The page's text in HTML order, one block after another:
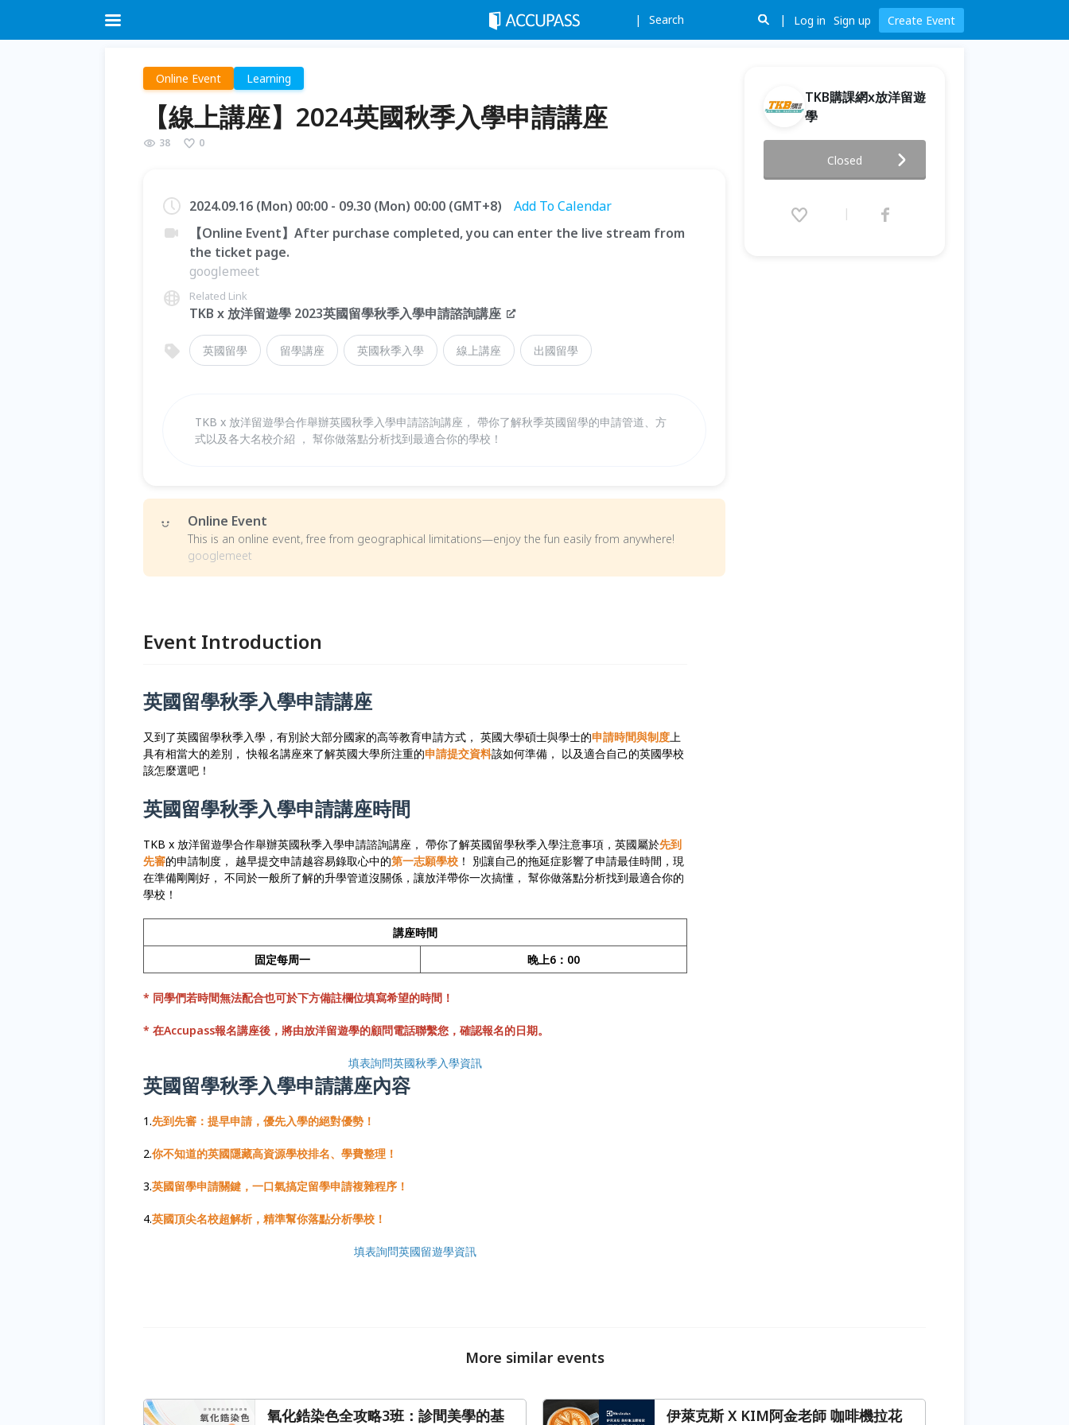
Search Log in Sign up Create Event
Online Event Learning
【線上講座】2024英國秋季入學申請講座
38 0
2024.09.16 (Mon) 00:00 - 09.30 (Mon) 00:00 (GMT+8)
Add To Calendar
【Online Event】After purchase completed, you can enter the live stream from
the ticket page.
googlemeet
Related Link
TKB x 放洋留遊學 2023英國留學秋季入學申請諮詢講座
英國留學 留學講座 英國秋季入學 線上講座 出國留學
TKB x 放洋留遊學合作舉辦英國秋季入學申請諮詢講座， 帶你了解秋季英國留學的申請管道、方
式以及各大名校介紹 ， 幫你做落點分析找到最適合你的學校！
Online Event
This is an online event, free from geographical limitations—enjoy the fun easily from anywhere!
googlemeet
Event Introduction
英國留學秋季入學申請講座
又到了英國留學秋季入學，有別於大部分國家的高等教育申請方式， 英國大學碩士與學士的申請時間與制度上
具有相當大的差別， 快報名講座來了解英國大學所注重的申請提交資料該如何準備， 以及適合自己的英國學校
該怎麼選吧！
英國留學秋季入學申請講座時間
TKB x 放洋留遊學合作舉辦英國秋季入學申請諮詢講座， 帶你了解英國留學秋季入學注意事項，英國屬於先到
先審的申請制度， 越早提交申請越容易錄取心中的第一志願學校 ！ 別讓自己的拖延症影響了申請最佳時間，現
在準備剛剛好， 不同於一般所了解的升學管道沒關係，讓放洋帶你一次搞懂， 幫你做落點分析找到最適合你的
學校！
講座時間
固定每周一
晚上6：00
* 同學們若時間無法配合也可於下方備註欄位填寫希望的時間！
* 在Accupass報名講座後，將由放洋留遊學的顧問電話聯繫您，確認報名的日期。
填表詢問英國秋季入學資訊
英國留學秋季入學申請講座內容
1.先到先審：提早申請，優先入學的絕對優勢！
2.你不知道的英國隱藏高資源學校排名、學費整理！
3.英國留學申請關鍵，一口氣搞定留學申請複雜程序！
4.英國頂尖名校超解析，精準幫你落點分析學校！
填表詢問英國留遊學資訊
TKB購課網x放洋留遊
學
2024.09.16 (Mon) 00:00 - 09.30
Closed
More similar events
氧化鋯染色全攻略3班：診間美學的基 伊萊克斯 X KIM阿金老師 咖啡機拉花